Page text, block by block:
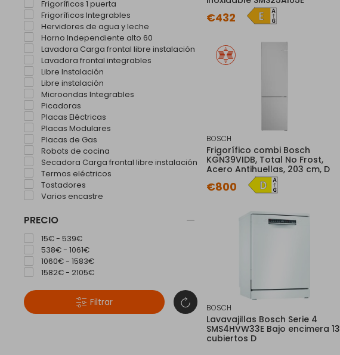
Frigoríficos 1 puerta
Frigoríficos Integrables
Hervidores de agua y leche
Horno Independiente alto 60
Lavadora Carga frontal libre instalación
Lavadora frontal integrables
Libre Instalación
Libre instalación
Microondas Integrables
Picadoras
Placas Eléctricas
Placas Modulares
Placas de Gas
Robots de cocina
Secadora Carga frontal libre instalación
Termos eléctricos
Tostadores
Varios encastre
PRECIO
15€ - 539€
538€ - 1061€
1060€ - 1583€
1582€ - 2105€
Filtrar
€432
BOSCH
Frigorífico combi Bosch
KGN39VIDB, Total No Frost,
Acero Antihuellas, 203 cm, D
€800
BOSCH
Lavavajillas Bosch Serie 4
SMS4HVW33E Bajo encimera 13
cubiertos D